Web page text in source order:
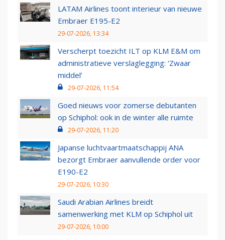
LATAM Airlines toont interieur van nieuwe
Embraer E195-E2
29-07-2026, 13:34
Verscherpt toezicht ILT op KLM E&M om
administratieve verslaglegging: ‘Zwaar
middel’
29-07-2026, 11:54
Goed nieuws voor zomerse debutanten
op Schiphol: ook in de winter alle ruimte
29-07-2026, 11:20
Japanse luchtvaartmaatschappij ANA
bezorgt Embraer aanvullende order voor
E190-E2
29-07-2026, 10:30
Saudi Arabian Airlines breidt
samenwerking met KLM op Schiphol uit
29-07-2026, 10:00